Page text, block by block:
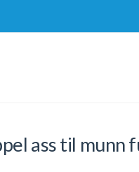
ass til munn